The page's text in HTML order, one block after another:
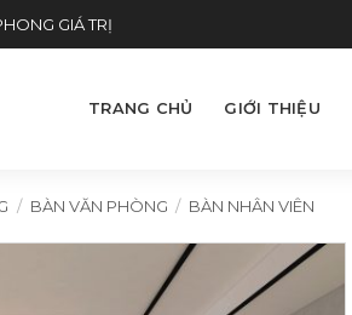
GIÁ TRỊ
TRANG CHỦ GIỚI THIỆU
/ BÀN VĂN PHÒNG / BÀN NHÂN VIÊN